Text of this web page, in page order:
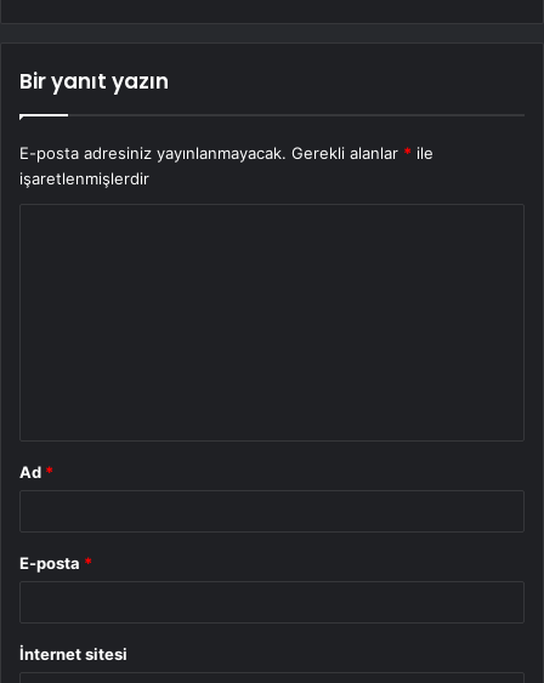
Bir yanıt yazın
E-posta adresiniz yayınlanmayacak. Gerekli alanlar * ile
işaretlenmişlerdir
Ad *
E-posta *
İnternet sitesi